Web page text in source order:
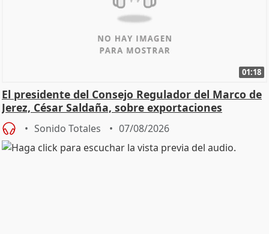
01:18
El presidente del Consejo Regulador del Marco de
Jerez, César Saldaña, sobre exportaciones
Sonido Totales 07/08/2026